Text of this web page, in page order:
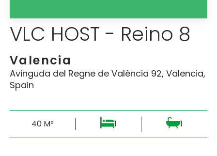
VLC HOST - Reino 8
Valencia
Avinguda del Regne de València 92, Valencia,
Spain
40 M² 1 1